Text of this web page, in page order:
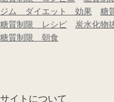
ジム ダイエット 効果
糖
糖質制限 レシピ
炭水化物
糖質制限 朝食
サイトについて